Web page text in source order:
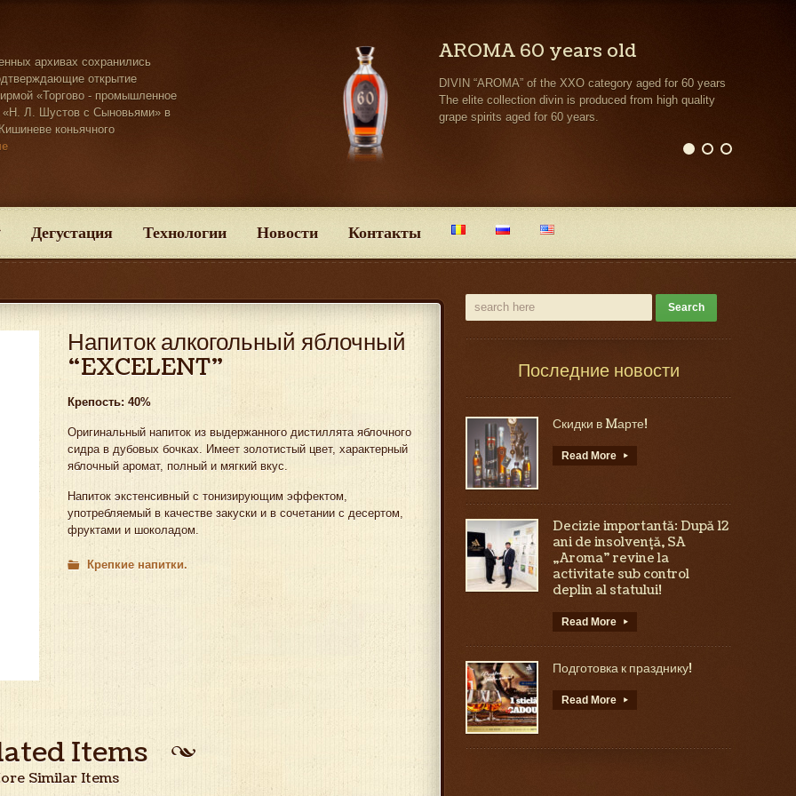
архивах сохранились
открытие
«Торгово - промышленное
«Н. Л. Шустов с Сыновьями» в
коньячного
AROMA 60 years old
DIVIN “AROMA” of the XXO category aged for 60 years
The elite collection divin is produced from high quality
grape spirits aged for 60 years.
Дегустация Технологии Новости Контакты
Напиток алкогольный яблочный
“EXCELENT”
Крепость: 40%
Оригинальный напиток из выдержанного дистиллята яблочного
сидра в дубовых бочках. Имеет золотистый цвет, характерный
яблочный аромат, полный и мягкий вкус.
Напиток экстенсивный с тонизирующим эффектом,
употребляемый в качестве закуски и в сочетании с десертом,
фруктами и шоколадом.
Крепкие напитки
Items
Similar Items
Последние новости
Скидки в Mарте!
Read More ▸
Decizie importantă: După 12
ani de insolvență, SA
„Aroma” revine la
activitate sub control
deplin al statului!
Read More ▸
Подготовка к празднику!
Read More ▸